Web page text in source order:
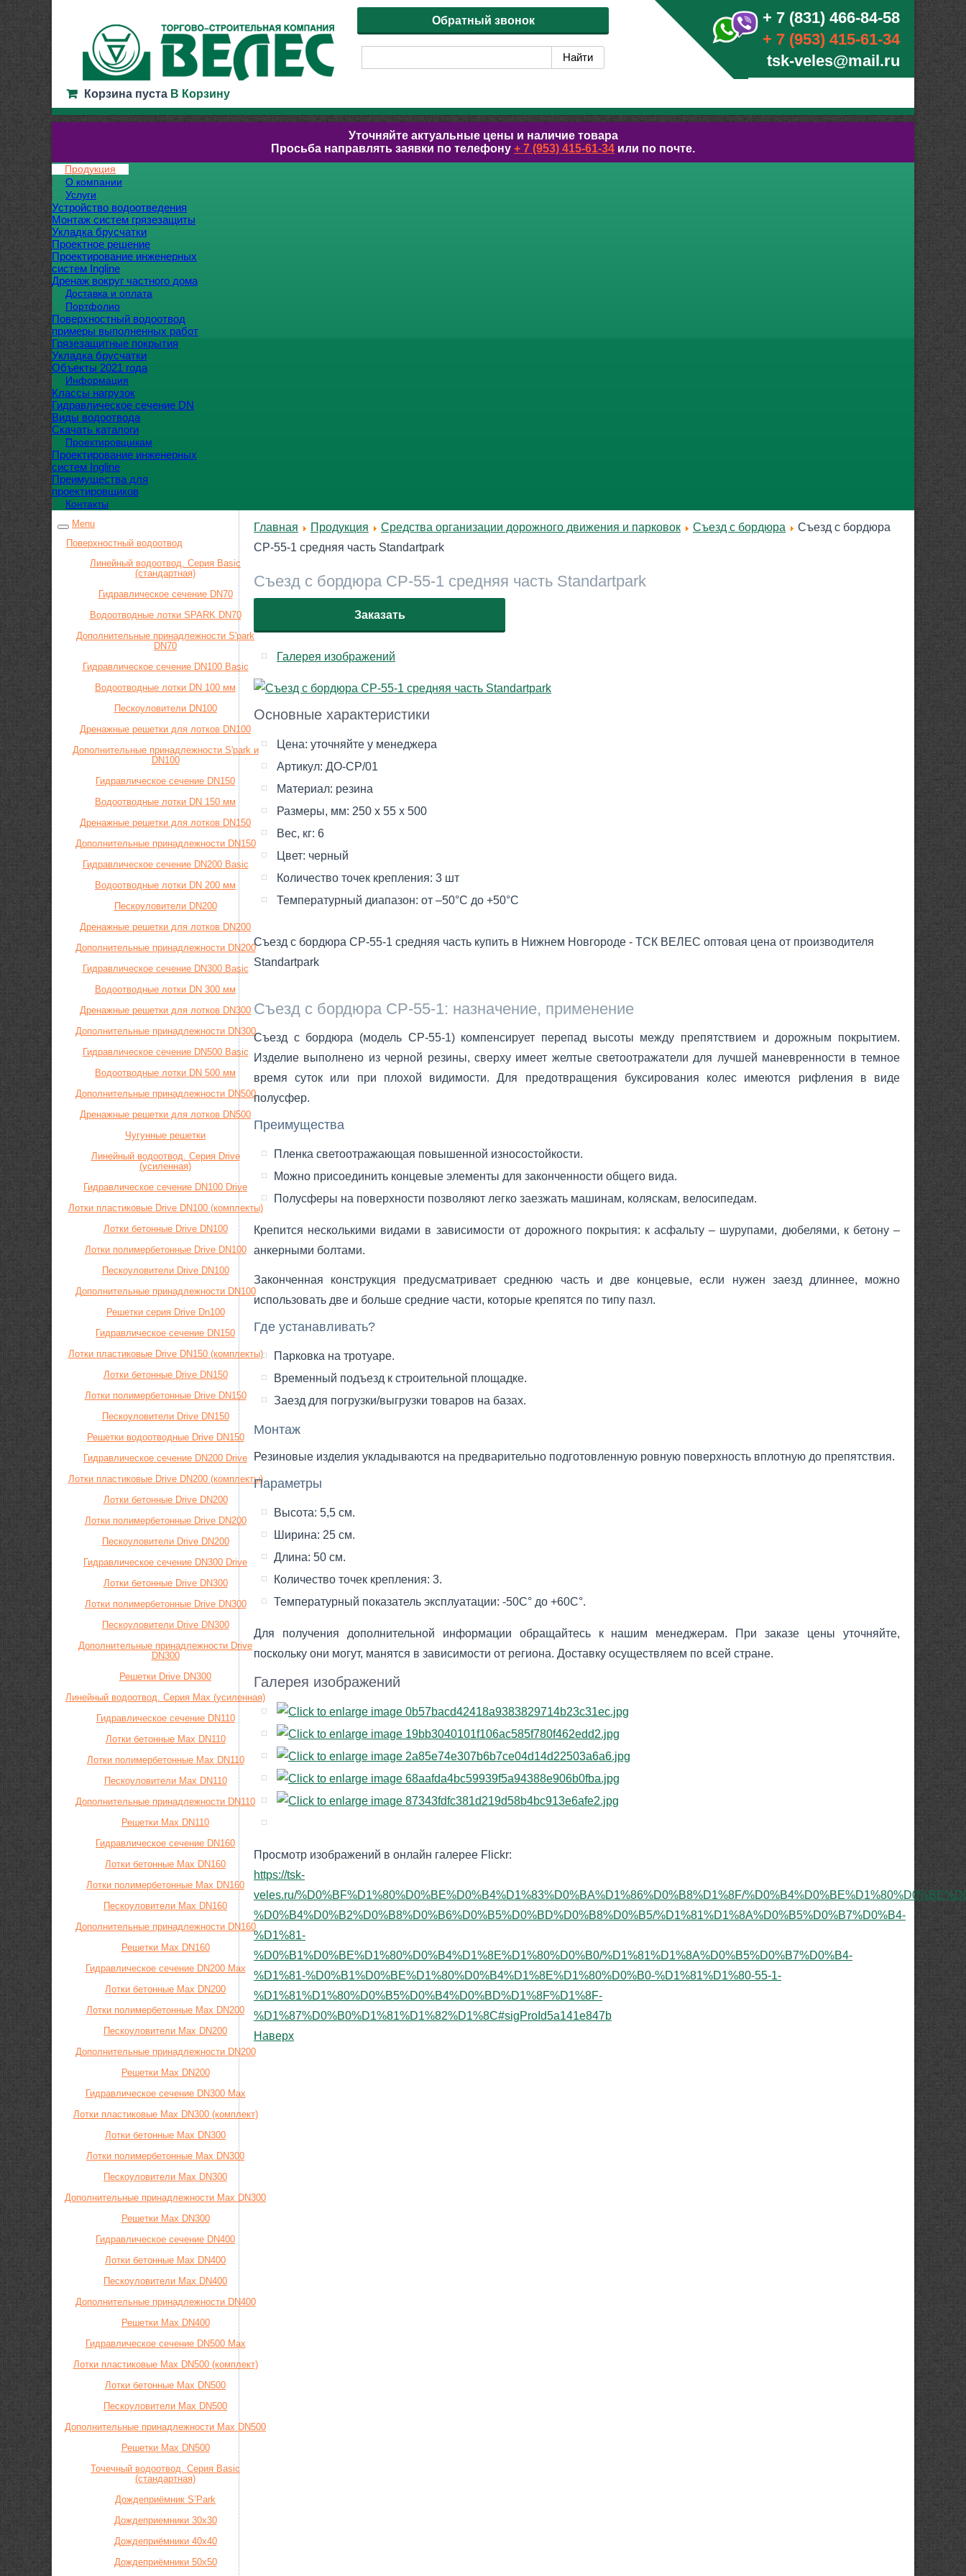
+ 7 (831) 466-84-58
+ 7 (953) 415-61-34
tsk-veles@mail.ru
Обратный звонок
Корзина пуста В Корзину
Уточняйте актуальные цены и наличие товара
Просьба направлять заявки по телефону + 7 (953) 415-61-34 или по почте.
Продукция
О компании
Услуги
Устройство водоотведения
Монтаж систем грязезащиты
Укладка брусчатки
Проектное решение
Проектирование инженерных
систем Ingline
Дренаж вокруг частного дома
Доставка и оплата
Портфолио
Поверхностный водоотвод
примеры выполненных работ
Грязезащитные покрытия
Укладка брусчатки
Объекты 2021 года
Информация
Классы нагрузок
Гидравлическое сечение DN
Виды водоотвода
Скачать каталоги
Проектировщикам
Проектирование инженерных
систем Ingline
Преимущества для
проектировщиков
Контакты
Menu
Поверхностный водоотвод
Линейный водоотвод. Серия Basic
(стандартная)
Гидравлическое сечение DN70
Водоотводные лотки SPARK DN70
Дополнительные принадлежности S'park
DN70
Гидравлическое сечение DN100 Basic
Водоотводные лотки DN 100 мм
Пескоуловители DN100
Дренажные решетки для лотков DN100
Дополнительные принадлежности S'park и
DN100
Гидравлическое сечение DN150
Водоотводные лотки DN 150 мм
Дренажные решетки для лотков DN150
Дополнительные принадлежности DN150
Гидравлическое сечение DN200 Basic
Водоотводные лотки DN 200 мм
Пескоуловители DN200
Дренажные решетки для лотков DN200
Дополнительные принадлежности DN200
Гидравлическое сечение DN300 Basic
Водоотводные лотки DN 300 мм
Дренажные решетки для лотков DN300
Дополнительные принадлежности DN300
Гидравлическое сечение DN500 Basic
Водоотводные лотки DN 500 мм
Дополнительные принадлежности DN500
Дренажные решетки для лотков DN500
Чугунные решетки
Линейный водоотвод. Серия Drive
(усиленная)
Гидравлическое сечение DN100 Drive
Лотки пластиковые Drive DN100 (комплекты)
Лотки бетонные Drive DN100
Лотки полимербетонные Drive DN100
Пескоуловители Drive DN100
Дополнительные принадлежности DN100
Решетки серия Drive Dn100
Гидравлическое сечение DN150
Лотки пластиковые Drive DN150 (комплекты)
Лотки бетонные Drive DN150
Лотки полимербетонные Drive DN150
Пескоуловители Drive DN150
Решетки водоотводные Drive DN150
Гидравлическое сечение DN200 Drive
Лотки пластиковые Drive DN200 (комплекты)
Лотки бетонные Drive DN200
Лотки полимербетонные Drive DN200
Пескоуловители Drive DN200
Гидравлическое сечение DN300 Drive
Лотки бетонные Drive DN300
Лотки полимербетонные Drive DN300
Пескоуловители Drive DN300
Дополнительные принадлежности Drive
DN300
Решетки Drive DN300
Линейный водоотвод. Серия Max (усиленная)
Гидравлическое сечение DN110
Лотки бетонные Max DN110
Лотки полимербетонные Max DN110
Пескоуловители Max DN110
Дополнительные принадлежности DN110
Решетки Max DN110
Гидравлическое сечение DN160
Лотки бетонные Max DN160
Лотки полимербетонные Max DN160
Пескоуловители Max DN160
Дополнительные принадлежности DN160
Решетки Max DN160
Гидравлическое сечение DN200 Max
Лотки бетонные Max DN200
Лотки полимербетонные Max DN200
Пескоуловители Max DN200
Дополнительные принадлежности DN200
Решетки Max DN200
Гидравлическое сечение DN300 Max
Лотки пластиковые Max DN300 (комплект)
Лотки бетонные Max DN300
Лотки полимербетонные Max DN300
Пескоуловители Max DN300
Дополнительные принадлежности Max DN300
Решетки Max DN300
Гидравлическое сечение DN400
Лотки бетонные Max DN400
Пескоуловители Max DN400
Дополнительные принадлежности DN400
Решетки Max DN400
Гидравлическое сечение DN500 Max
Лотки пластиковые Max DN500 (комплект)
Лотки бетонные Max DN500
Пескоуловители Max DN500
Дополнительные принадлежности Max DN500
Решетки Max DN500
Точечный водоотвод. Серия Basic
(стандартная)
Дождеприёмник S’Park
Дождеприемники 30х30
Дождеприёмники 40х40
Дождеприёмники 50х50
Главная Продукция Средства организации дорожного движения и парковок Съезд с бордюра
Съезд с бордюра
СР-55-1 средняя часть Standartpark
Съезд с бордюра СР-55-1 средняя часть Standartpark
Заказать
Галерея изображений
Основные характеристики
Цена: уточняйте у менеджера
Артикул: ДО-СР/01
Материал: резина
Размеры, мм: 250 х 55 х 500
Вес, кг: 6
Цвет: черный
Количество точек крепления: 3 шт
Температурный диапазон: от –50°С до +50°С
Съезд с бордюра СР-55-1 средняя часть купить в Нижнем Новгороде - ТСК ВЕЛЕС оптовая цена от производителя
Standartpark
Съезд с бордюра СР-55-1: назначение, применение
Съезд с бордюра (модель СР-55-1) компенсирует перепад высоты между препятствием и дорожным покрытием.
Изделие выполнено из черной резины, сверху имеет желтые светоотражатели для лучшей маневренности в темное
время суток или при плохой видимости. Для предотвращения буксирования колес имеются рифления в виде
полусфер.
Преимущества
Пленка светоотражающая повышенной износостойкости.
Можно присоединить концевые элементы для законченности общего вида.
Полусферы на поверхности позволяют легко заезжать машинам, коляскам, велосипедам.
Крепится несколькими видами в зависимости от дорожного покрытия: к асфальту – шурупами, дюбелями, к бетону –
анкерными болтами.
Законченная конструкция предусматривает среднюю часть и две концевые, если нужен заезд длиннее, можно
использовать две и больше средние части, которые крепятся по типу пазл.
Где устанавливать?
Парковка на тротуаре.
Временный подъезд к строительной площадке.
Заезд для погрузки/выгрузки товаров на базах.
Монтаж
Резиновые изделия укладываются на предварительно подготовленную ровную поверхность вплотную до препятствия.
Параметры
Высота: 5,5 см.
Ширина: 25 см.
Длина: 50 см.
Количество точек крепления: 3.
Температурный показатель эксплуатации: -50С° до +60С°.
Для получения дополнительной информации обращайтесь к нашим менеджерам. При заказе цены уточняйте,
поскольку они могут, манятся в зависимости от региона. Доставку осуществляем по всей стране.
Галерея изображений
Просмотр изображений в онлайн галерее Flickr:
https://tsk-
veles.ru/%D0%BF%D1%80%D0%BE%D0%B4%D1%83%D0%BA%D1%86%D0%B8%D1%8F/
%D0%B4%D0%B2%D0%B8%D0%B6%D0%B5%D0%BD%D0%B8%D0%B5/%D1%81%D1%8A%D0%B5%D0%B7%D0%B4-
%D1%81-
%D0%B1%D0%BE%D1%80%D0%B4%D1%8E%D1%80%D0%B0/%D1%81%D1%8A%D0%B5%D0%B7%D0%B4-
%D1%81-%D0%B1%D0%BE%D1%80%D0%B4%D1%8E%D1%80%D0%B0-%D1%81%D1%80-55-1-
%D1%81%D1%80%D0%B5%D0%B4%D0%BD%D1%8F%D1%8F-
%D1%87%D0%B0%D1%81%D1%82%D1%8C#sigProId5a141e847b
Наверх